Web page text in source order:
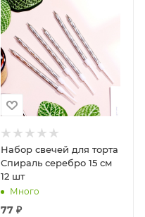
Набор свечей для торта
Спираль серебро 15 см
12 шт
Много
77₽